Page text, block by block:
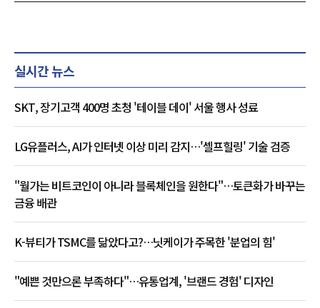
실시간 뉴스
SKT, 장기고객 400명 초청 '테이블 데이' 서울 행사 성료
LG유플러스, AI가 인터넷 이상 미리 감지…'셀프힐링' 기술 검증
"월가는 비트코인이 아니라 블록체인을 원한다"…토큰화가 바꾸는
금융 배관
K-뷰티가 TSMC를 닮았다고?…닛케이가 주목한 '분업의 힘'
"예쁜 것만으론 부족하다"…유통업계, '브랜드 경험' 디자인